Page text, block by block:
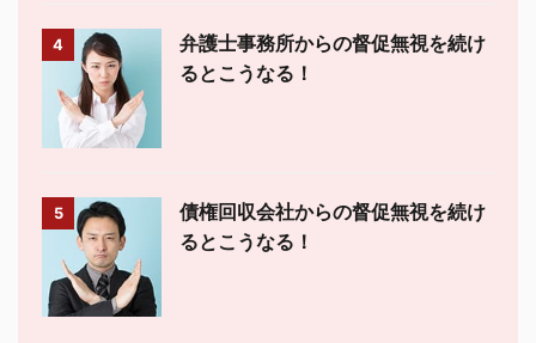
4
弁護士事務所からの督促無視を続け
るとこうなる！
5
債権回収会社からの督促無視を続け
るとこうなる！